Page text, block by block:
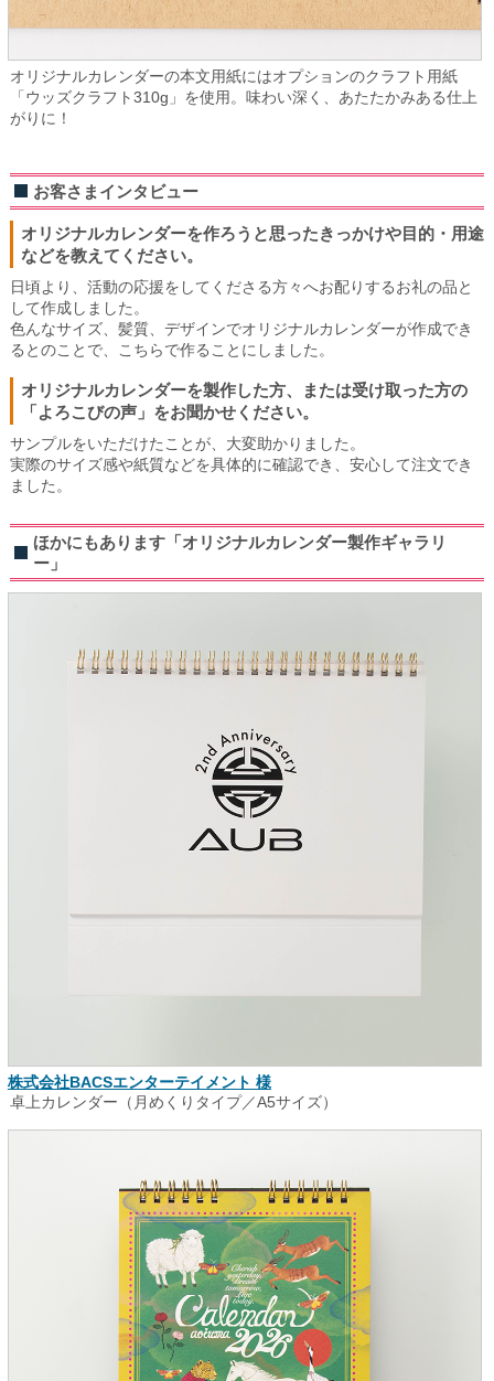
オリジナルカレンダーの本文用紙にはオプションのクラフト用紙
「ウッズクラフト310g」を使用。味わい深く、あたたかみある仕上
がりに！
お客さまインタビュー
オリジナルカレンダーを作ろうと思ったきっかけや目的・用途
などを教えてください。
日頃より、活動の応援をしてくださる方々へお配りするお礼の品と
して作成しました。
色んなサイズ、髪質、デザインでオリジナルカレンダーが作成でき
るとのことで、こちらで作ることにしました。
オリジナルカレンダーを製作した方、または受け取った方の
「よろこびの声」をお聞かせください。
サンプルをいただけたことが、大変助かりました。
実際のサイズ感や紙質などを具体的に確認でき、安心して注文でき
ました。
ほかにもあります「オリジナルカレンダー製作ギャラリ
ー」
株式会社BACSエンターテイメント 様
卓上カレンダー（月めくりタイプ／A5サイズ）